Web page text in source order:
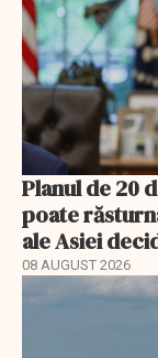
Planul de 20
poate
ale Asiei
08 AUGUST 2026